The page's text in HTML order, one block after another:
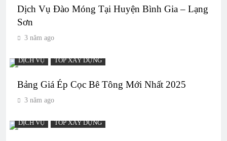
Dịch Vụ Đào Móng Tại Huyện Bình Gia – Lạng
Sơn
3 năm ago
DỊCH VỤ TOP XÂY DỰNG
Bảng Giá Ép Cọc Bê Tông Mới Nhất 2025
3 năm ago
DỊCH VỤ TOP XÂY DỰNG